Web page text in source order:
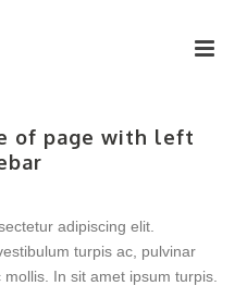
of page with left
adipiscing elit.
turpis ac, pulvinar
In sit amet ipsum turpis.